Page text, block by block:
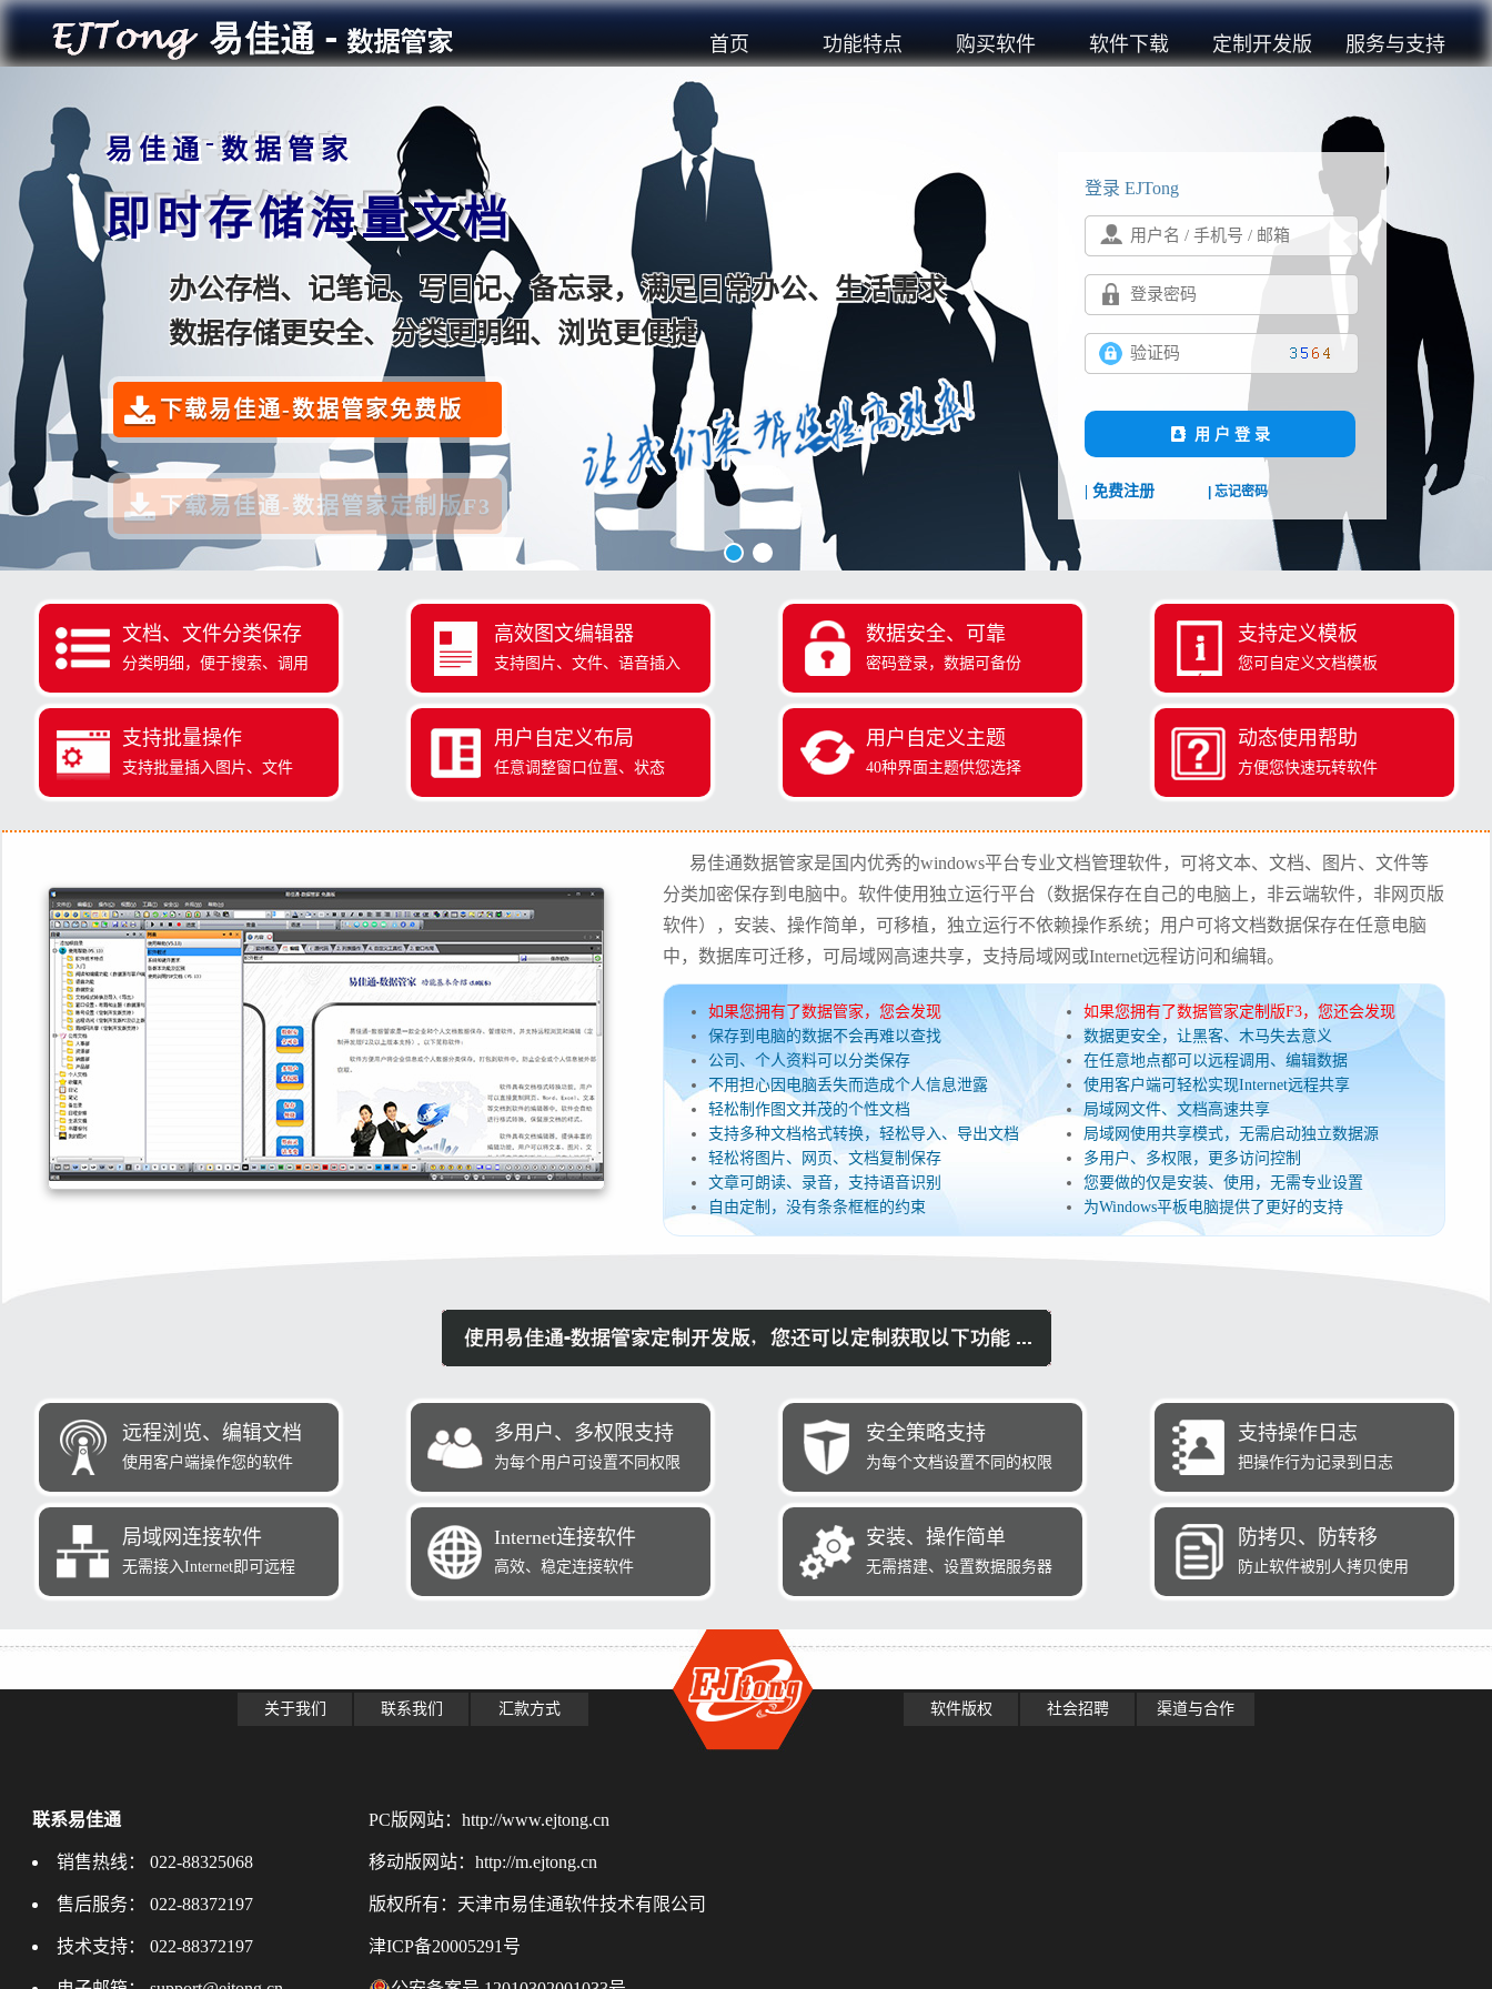
首页 功能特点 购买软件 软件下载 定制开发版 服务与支持
即时存储海量文档
易 佳 通 - 数 据 管 家
办公存档、记笔记、写日记、备忘录，满足日常办公、生活需求
数据存储更安全、分类更明细、浏览更便捷
下载易佳通-数据管家免费版
下载易佳通-数据管家定制版F3
登录 EJTong
用 户 登 录
| 免费注册 | 忘记密码
文档、文件分类保存
分类明细，便于搜索、调用
高效图文编辑器
支持图片、文件、语音插入
数据安全、可靠
密码登录，数据可备份
支持定义模板
您可自定义文档模板
支持批量操作
支持批量插入图片、文件
用户自定义布局
任意调整窗口位置、状态
用户自定义主题
40种界面主题供您选择
动态使用帮助
方便您快速玩转软件
易佳通数据管家是国内优秀的windows平台专业文档管理软件，可将文本、文档、图片、文件等
分类加密保存到电脑中。软件使用独立运行平台（数据保存在自己的电脑上，非云端软件，非网页版
软件），安装、操作简单，可移植，独立运行不依赖操作系统；用户可将文档数据保存在任意电脑
中，数据库可迁移，可局域网高速共享，支持局域网或Internet远程访问和编辑。
如果您拥有了数据管家，您会发现
保存到电脑的数据不会再难以查找
公司、个人资料可以分类保存
不用担心因电脑丢失而造成个人信息泄露
轻松制作图文并茂的个性文档
支持多种文档格式转换，轻松导入、导出文档
轻松将图片、网页、文档复制保存
文章可朗读、录音，支持语音识别
自由定制，没有条条框框的约束
如果您拥有了数据管家定制版F3，您还会发现
数据更安全，让黑客、木马失去意义
在任意地点都可以远程调用、编辑数据
使用客户端可轻松实现Internet远程共享
局域网文件、文档高速共享
局域网使用共享模式，无需启动独立数据源
多用户、多权限，更多访问控制
您要做的仅是安装、使用，无需专业设置
为Windows平板电脑提供了更好的支持
远程浏览、编辑文档
使用客户端操作您的软件
多用户、多权限支持
为每个用户可设置不同权限
安全策略支持
为每个文档设置不同的权限
支持操作日志
把操作行为记录到日志
局域网连接软件
无需接入Internet即可远程
Internet连接软件
高效、稳定连接软件
安装、操作简单
无需搭建、设置数据服务器
防拷贝、防转移
防止软件被别人拷贝使用
关于我们 联系我们 汇款方式 软件版权 社会招聘 渠道与合作
联系易佳通
销售热线： 022-88325068
售后服务： 022-88372197
技术支持： 022-88372197
PC版网站：http://www.ejtong.cn
移动版网站：http://m.ejtong.cn
版权所有：天津市易佳通软件技术有限公司
津ICP备20005291号